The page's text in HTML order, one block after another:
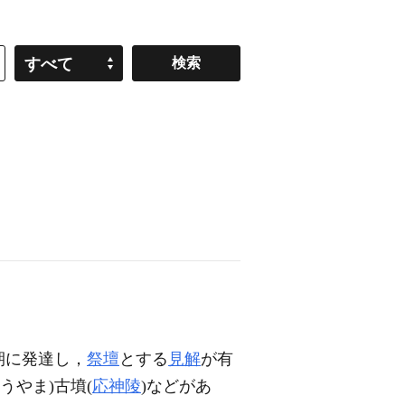
すべて
に発達し， 祭壇 とする 見解が有
やま)古墳(応神陵)などがあ